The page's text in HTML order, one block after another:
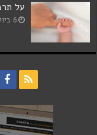
על
6 ביולי 2024